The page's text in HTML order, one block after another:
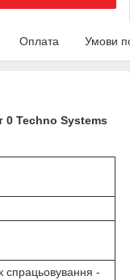
Оплата Умови
0 Techno Systems
спрацьовування -